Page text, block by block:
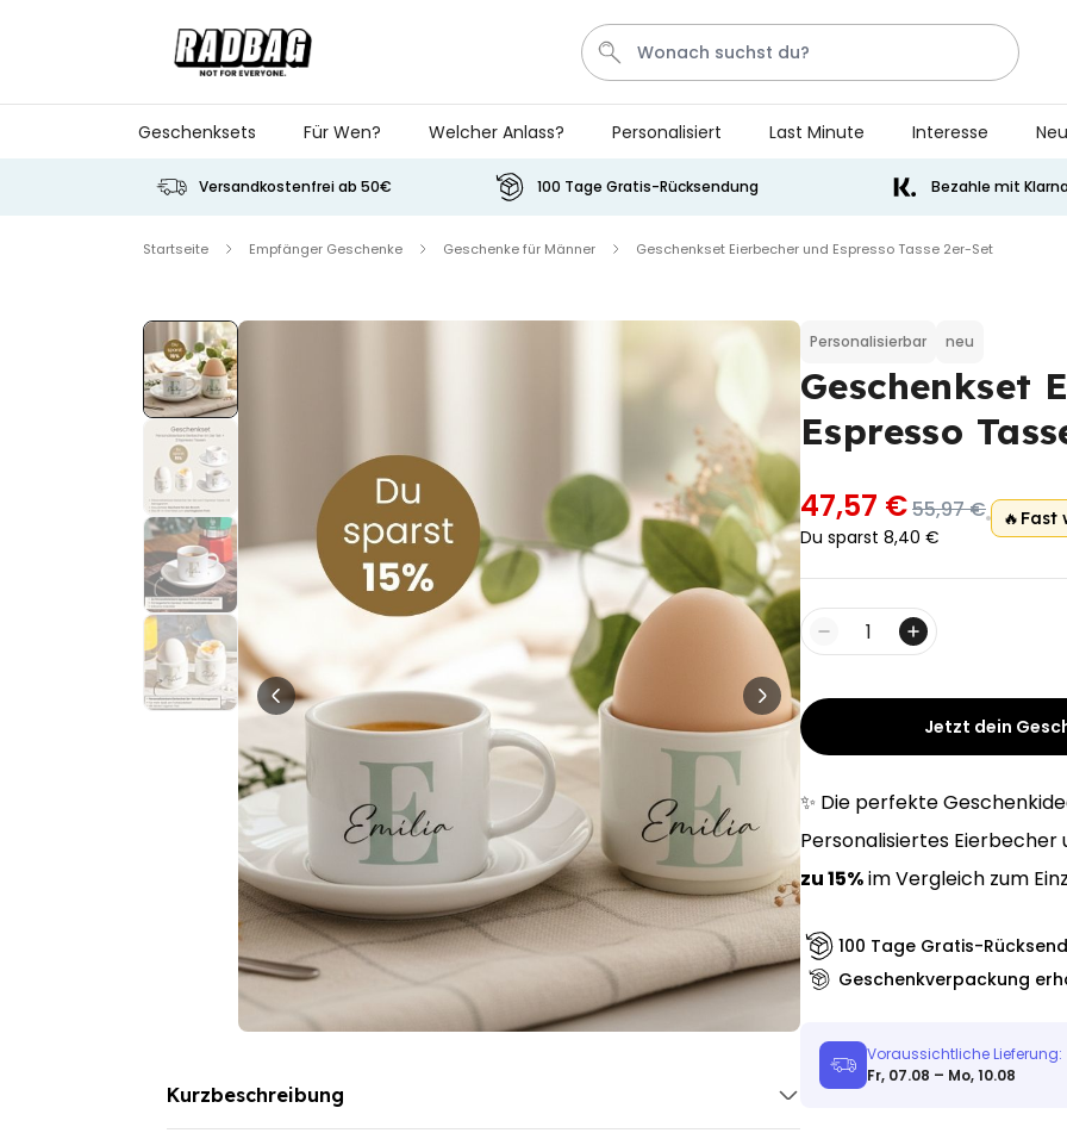
Personalisierbar
34,99 €
Personalisierbar
Personalisierbares Aperol
Spritz Glas mit Name
16,99 €
Personalisierbar
Personalisierbares Handtuch
Maritim mit Text
34,99 €
Personalisierbar
Personalisierbares Retro-
Handtuch mit Text
über 2.400
Ice Cooler - Kreativer
Flaschenkühler
29,99 €
Geschenksets Für Wen? Welcher Anlass? Personalisiert Last Minute Interesse
Versandkostenfrei ab 50€ 100 Tage Gratis-Rücksendung Bezahle mit
Startseite Empfänger Geschenke Geschenke für Männer Geschenkset Eierbecher und Espresso Tasse 2er-Set
Kurzbeschreibung
Personalisierbar neu
Geschenkset
Espresso
47,57 €55,97 €
Du sparst 8,40 €
🔥 Fast
Menge
Jetzt dein
✨ Die perfekte
Personalisiertes Eierbecher
zu 15%im Vergleich zum
100 Tage Gratis-
Geschenkverpackung
Voraussichtliche Lieferung:
Fr, 07.08 – Mo, 10.08